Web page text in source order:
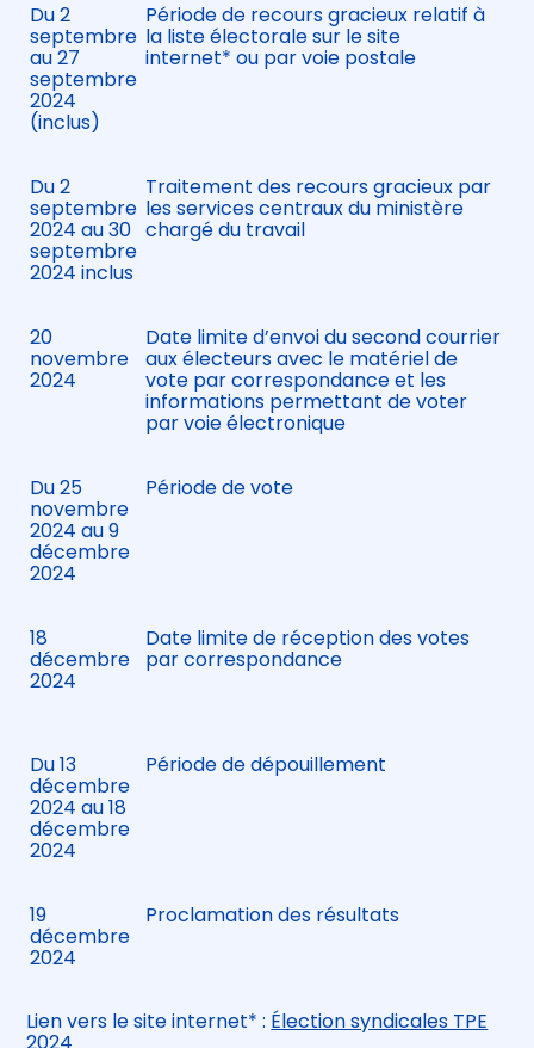
Du 2
septembre
au 27
septembre
2024
(inclus)
Période de recours gracieux relatif à
la liste électorale sur le site
internet* ou par voie postale
Du 2
septembre
2024 au 30
septembre
2024 inclus
Traitement des recours gracieux par
les services centraux du ministère
chargé du travail
20
novembre
2024
Date limite d’envoi du second courrier
aux électeurs avec le matériel de
vote par correspondance et les
informations permettant de voter
par voie électronique
Du 25
novembre
2024 au 9
décembre
2024
Période de vote
18
décembre
2024
Date limite de réception des votes
par correspondance
Du 13
décembre
2024 au 18
décembre
2024
Période de dépouillement
19
décembre
2024
Proclamation des résultats
Lien vers le site internet* : Élection syndicales TPE